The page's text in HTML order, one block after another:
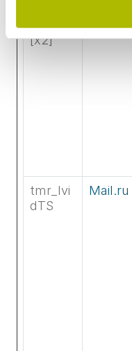
dTS
[x2]
tmr_lvi
dTS
Mail.ru